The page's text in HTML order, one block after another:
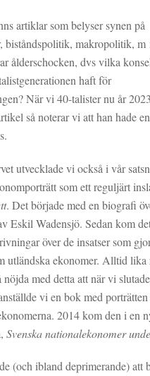
artiklar som belyser synen på
biståndspolitik, makropolitik,
ålderschocken, dvs vilka
haft för
När vi 40-talister nu år
så noterar vi att han hade en
utvecklade vi också i vår
som ett reguljärt
. Det började med en biografi
Eskil Wadensjö. Sedan kom
över de insatser som
utländska ekonomer. Alltid lika
med detta att när vi
vi en bok med porträtten
2014 kom den i en
Svenska nationalekonomer
(och ibland deprimerande) att